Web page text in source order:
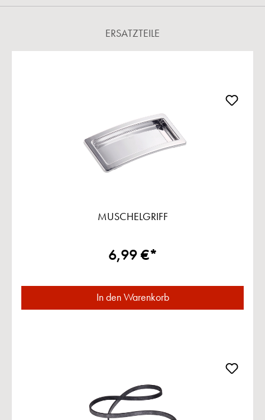
ERSATZTEILE
MUSCHELGRIFF
6,99 €*
In den Warenkorb